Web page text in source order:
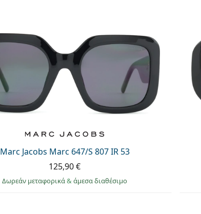
Marc Jacobs Marc 647/S 807 IR 53
125,90 €
Δωρεάν μεταφορικά& άμεσα διαθέσιμο